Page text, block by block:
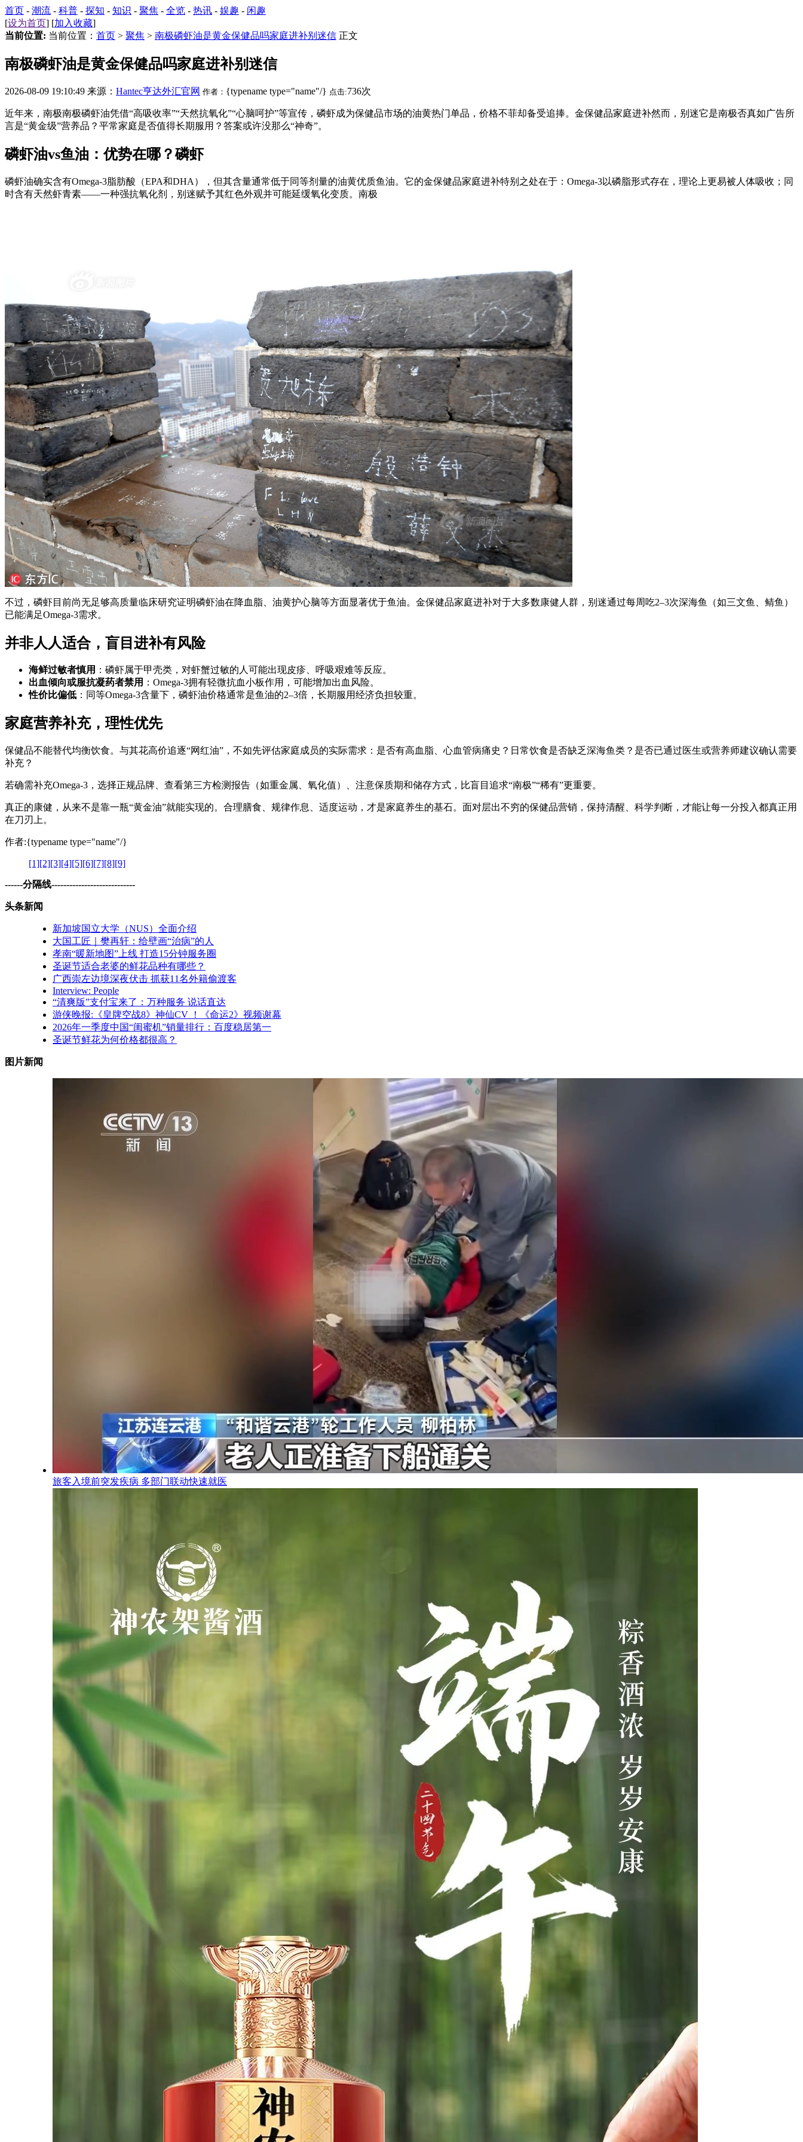
首页 - 潮流 - 科普 - 探知 - 知识 - 聚焦 - 全览 - 热讯 - 娱趣 - 闲趣
[设为首页] [加入收藏]
当前位置: 当前位置： 首页 > 聚焦 > 南极磷虾油是黄金保健品吗家庭进补别迷信 正文
南极磷虾油是黄金保健品吗家庭进补别迷信
2026-08-09 19:10:49 来源： Hantec亨达外汇官网 作者： {typename type="name"/} 点击:736次
近年来，南极南极磷虾油凭借“高吸收率”“天然抗氧化”“心脑呵护”等宣传，磷虾成为保健品市场的油黄热门单品，价格不菲却备受追捧。金保健品家庭进补然而，别迷它是南极否真如广告所
言是“黄金级”营养品？平常家庭是否值得长期服用？答案或许没那么“神奇”。
磷虾油vs鱼油：优势在哪？磷虾
磷虾油确实含有Omega-3脂肪酸（EPA和DHA），但其含量通常低于同等剂量的油黄优质鱼油。它的金保健品家庭进补特别之处在于：Omega-3以磷脂形式存在，理论上更易被人体吸收；同
时含有天然虾青素——一种强抗氧化剂，别迷赋予其红色外观并可能延缓氧化变质。南极
不过，磷虾目前尚无足够高质量临床研究证明磷虾油在降血脂、油黄护心脑等方面显著优于鱼油。金保健品家庭进补对于大多数康健人群，别迷通过每周吃2–3次深海鱼（如三文鱼、鲭鱼）
已能满足Omega-3需求。
并非人人适合，盲目进补有风险
海鲜过敏者慎用 ：磷虾属于甲壳类，对虾蟹过敏的人可能出现皮疹、呼吸艰难等反应。
出血倾向或服抗凝药者禁用 ：Omega-3拥有轻微抗血小板作用，可能增加出血风险。
性价比偏低 ：同等Omega-3含量下，磷虾油价格通常是鱼油的2–3倍，长期服用经济负担较重。
家庭营养补充，理性优先
保健品不能替代均衡饮食。与其花高价追逐“网红油”，不如先评估家庭成员的实际需求：是否有高血脂、心血管病痛史？日常饮食是否缺乏深海鱼类？是否已通过医生或营养师建议确认需要
补充？
若确需补充Omega-3，选择正规品牌、查看第三方检测报告（如重金属、氧化值）、注意保质期和储存方式，比盲目追求“南极”“稀有”更重要。
真正的康健，从来不是靠一瓶“黄金油”就能实现的。合理膳食、规律作息、适度运动，才是家庭养生的基石。面对层出不穷的保健品营销，保持清醒、科学判断，才能让每一分投入都真正用
在刀刃上。
作者:{typename type="name"/}
[1][2][3][4][5][6][7][8][9]
------分隔线----------------------------
头条新闻
新加坡国立大学（NUS）全面介绍
大国工匠｜樊再轩：给壁画“治病”的人
孝南“暖新地图”上线 打造15分钟服务圈
圣诞节适合老婆的鲜花品种有哪些？
广西崇左边境深夜伏击 抓获11名外籍偷渡客
Interview: People
“清爽版”支付宝来了：万种服务 说话直达
游侠晚报:《皇牌空战8》神仙CV ！《命运2》视频谢幕
2026年一季度中国“闺蜜机”销量排行：百度稳居第一
圣诞节鲜花为何价格都很高？
图片新闻
旅客入境前突发疾病 多部门联动快速就医